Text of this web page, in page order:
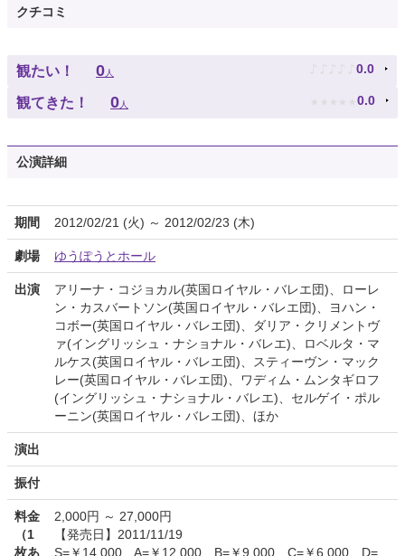
クチコミ
観たい！ 0人 ♪ ♪ ♪ ♪ ♪ 0.0
観てきた！ 0人 ★ ★ ★ ★ ★ 0.0
公演詳細
期間 2012/02/21 (火) ～ 2012/02/23 (木)
劇場 ゆうぽうとホール
出演
アリーナ・コジョカル(英国ロイヤル・バレエ団)、ローレ
ン・カスバートソン(英国ロイヤル・バレエ団)、ヨハン・
コボー(英国ロイヤル・バレエ団)、ダリア・クリメントヴ
ァ(イングリッシュ・ナショナル・バレエ)、ロベルタ・マ
ルケス(英国ロイヤル・バレエ団)、スティーヴン・マック
レー(英国ロイヤル・バレエ団)、ワディム・ムンタギロフ
(イングリッシュ・ナショナル・バレエ)、セルゲイ・ポル
ーニン(英国ロイヤル・バレエ団)、ほか
演出
振付
料金
（1
枚あ
2,000円 ～ 27,000円
【発売日】2011/11/19
S=￥14,000 A=￥12,000 B=￥9,000 C=￥6,000 D=